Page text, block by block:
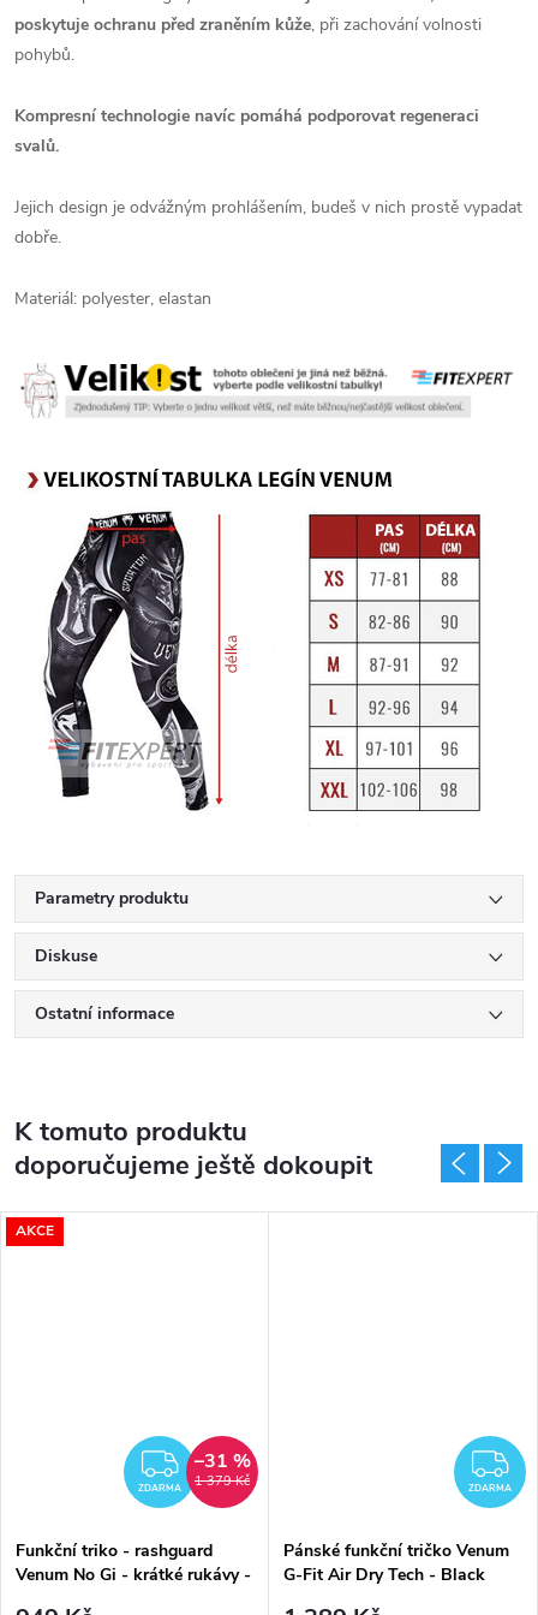
poskytuje ochranu před zraněním kůže, při zachování volnosti
pohybů.
Kompresní technologie navíc pomáhá podporovat regeneraci
svalů.
Jejich design je odvážným prohlášením, budeš v nich prostě vypadat
dobře.
Materiál: polyester, elastan
Parametry produktu
Diskuse
Ostatní informace
K tomuto produktu
doporučujeme ještě dokoupit
AKCE
ZDARMA
ZDARMA 1 379 Kč
–31 %
Funkční triko - rashguard
Venum No Gi - krátké rukávy -
ZDARMA
Pánské funkční tričko Venum
G-Fit Air Dry Tech - Black